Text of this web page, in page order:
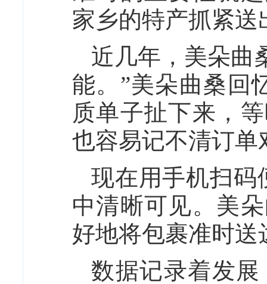
家乡的特产抓紧送
近几年，美朵曲
能。”美朵曲桑回
质单子扯下来，
也容易记不清订单
现在用手机扫码
中清晰可见。美
好地将包裹准时送
数据记录着发展